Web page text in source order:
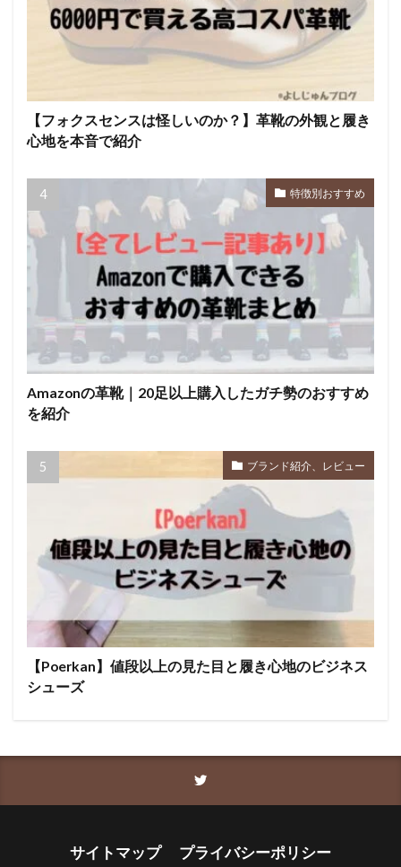
【フォクスセンスは怪しいのか？】革靴の外観と履き
心地を本音で紹介
特徴別おすすめ
Amazonの革靴｜20足以上購入したガチ勢のおすすめ
を紹介
ブランド紹介、レビュー
【Poerkan】値段以上の見た目と履き心地のビジネス
シューズ
サイトマップ プライバシーポリシー